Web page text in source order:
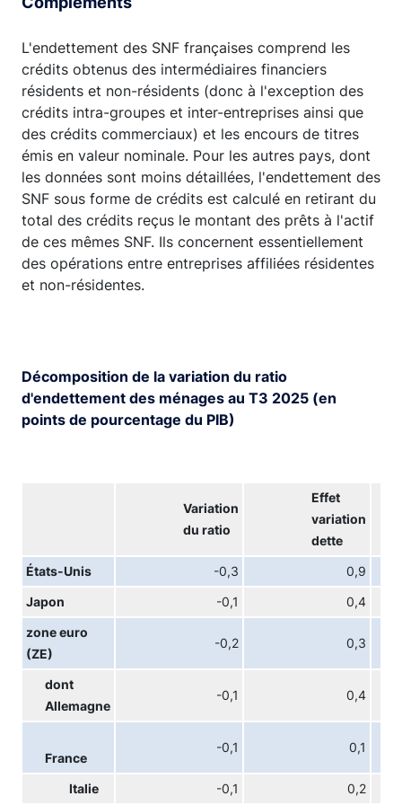
L'endettement des SNF françaises comprend les
crédits obtenus des intermédiaires financiers
résidents et non-résidents (donc à l'exception des
crédits intra-groupes et inter-entreprises ainsi que
des crédits commerciaux) et les encours de titres
émis en valeur nominale. Pour les autres pays, dont
les données sont moins détaillées, l'endettement des
SNF sous forme de crédits est calculé en retirant du
total des crédits reçus le montant des prêts à l'actif
de ces mêmes SNF. Ils concernent essentiellement
des opérations entre entreprises affiliées résidentes
et non-résidentes.
Décomposition de la variation du ratio
d'endettement des ménages au T3 2025 (en
points de pourcentage du PIB)
Variation
du ratio
Effet
variation
dette
États-Unis -0,3 0,9
Japon -0,1 0,4
zone euro
(ZE)
-0,2 0,3
dont
Allemagne
-0,1 0,4
France
-0,1 0,1
Italie -0,1 0,2